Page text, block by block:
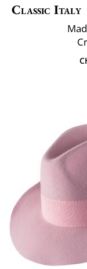
Classic Italy